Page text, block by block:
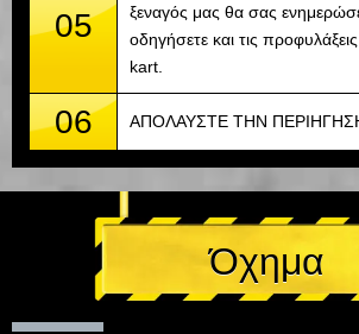
05
ξεναγός μας θα σας
οδηγήσετε και τις
kart.
06 ΑΠΟΛΑΥΣΤΕ ΤΗΝ
Όχημα